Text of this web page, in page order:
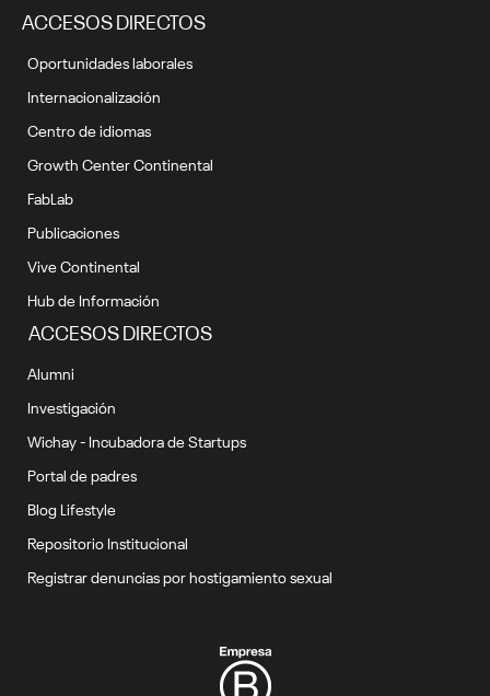
ACCESOS DIRECTOS
Oportunidades laborales
Internacionalización
Centro de idiomas
Growth Center Continental
FabLab
Publicaciones
Vive Continental
Hub de Información
ACCESOS DIRECTOS
Alumni
Investigación
Wichay - Incubadora de Startups
Portal de padres
Blog Lifestyle
Repositorio Institucional
Registrar denuncias por hostigamiento sexual